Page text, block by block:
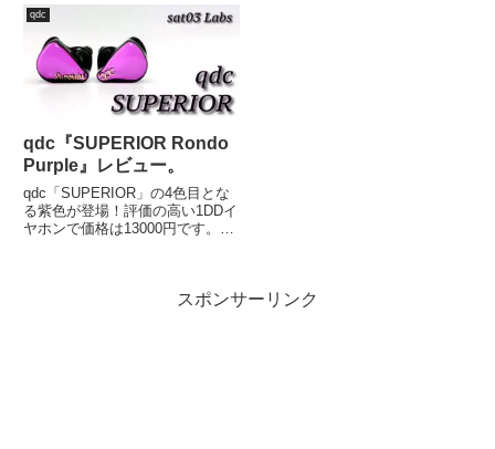
ンドで、交換ノズルやドングル
DACが付属しており、様々な楽
しみ方ができるイヤホンとなって
います。価格は約4500円と、そ
のコストパフォーマンスの高さも
qdc
qdc『SUPERIOR Rondo
Purple』レビュー。
qdc「SUPERIOR」の4色目とな
る紫色が登場！評価の高い1DDイ
ヤホンで価格は13000円です。ア
スポンサーリンク